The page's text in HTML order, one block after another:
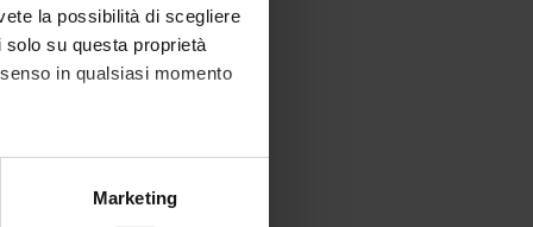
la possibilità di scegliere
su questa proprietà
in qualsiasi momento
metro,Marketing